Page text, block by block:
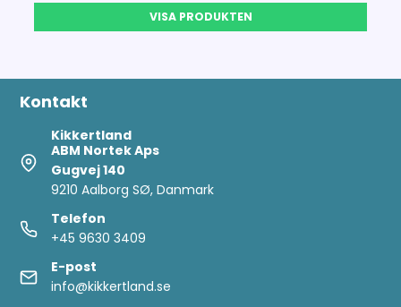
VISA PRODUKTEN
Kontakt
Kikkertland
ABM Nortek Aps
Gugvej 140
9210 Aalborg SØ, Danmark
Telefon
+45 9630 3409
E-post
info@kikkertland.se